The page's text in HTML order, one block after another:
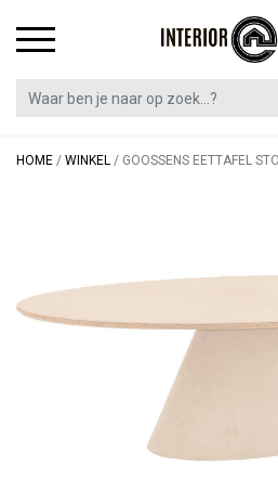
HOME / WINKEL / GOOSSENS EETTAFEL